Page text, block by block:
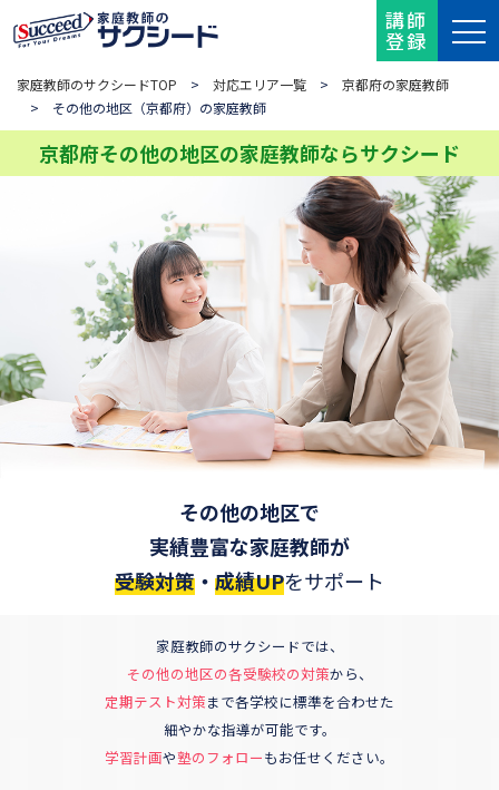
講師
登録
家庭教師のサクシードTOP > 対応エリア一覧 > 京都府の家庭教師
> その他の地区（京都府）の家庭教師
京都府その他の地区の家庭教師ならサクシード
その他の地区で
実績豊富な家庭教師が
受験対策 ・ 成績UPをサポート
家庭教師のサクシードでは、
その他の地区の各受験校の対策から、
定期テスト対策まで各学校に標準を合わせた
細やかな指導が可能です。
学習計画や塾のフォローもお任せください。